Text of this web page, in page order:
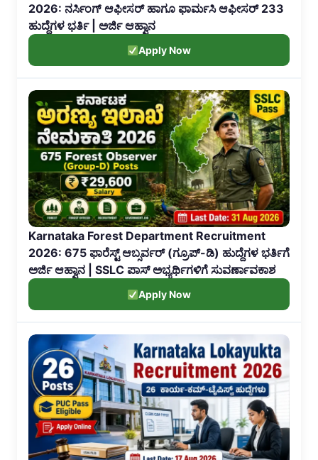
2026: ನರ್ಸಿಂಗ್ ಆಫೀಸರ್ ಹಾಗೂ ಫಾರ್ಮಸಿ ಆಫೀಸರ್ 233
ಹುದ್ದೆಗಳ ಭರ್ತಿ | ಅರ್ಜಿ ಆಹ್ವಾನ
Apply Now
Karnataka Forest Department Recruitment
2026: 675 ಫಾರೆಸ್ಟ್ ಆಬ್ಸರ್ವರ್ (ಗ್ರೂಪ್-ಡಿ) ಹುದ್ದೆಗಳ ಭರ್ತಿಗೆ
ಅರ್ಜಿ ಆಹ್ವಾನ | SSLC ಪಾಸ್ ಅಭ್ಯರ್ಥಿಗಳಿಗೆ ಸುವರ್ಣಾವಕಾಶ
Apply Now